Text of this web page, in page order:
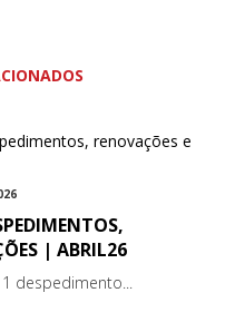
| ABRIL26
despedimento...